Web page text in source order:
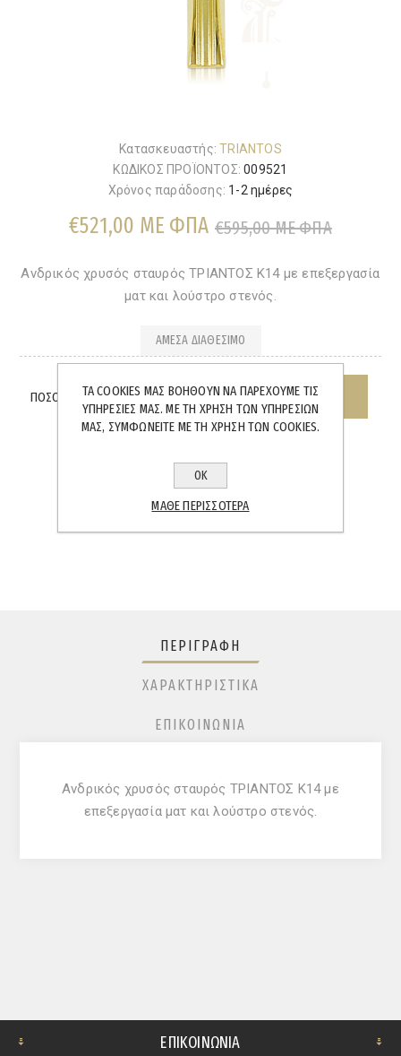
Κατασκευαστής: TRIANTOS
ΚΩΔΙΚΟΣ ΠΡΟΪΟΝΤΟΣ: 009521
Χρόνος παράδοσης: 1-2 ημέρες
€521,00 ΜΕ ΦΠΑ €595,00 ΜΕ ΦΠΑ
Ανδρικός χρυσός σταυρός ΤΡΙΑΝΤΟΣ Κ14 με επεξεργασία
ματ και λούστρο στενός.
ΆΜΕΣΑ ΔΙΑΘΈΣΙΜΟ
ΠΟΣΌΤΗΤΑ:
SHARE:
ΠΕΡΙΓΡΑΦΉ
ΧΑΡΑΚΤΗΡΙΣΤΙΚΆ
ΕΠΙΚΟΙΝΩΝΊΑ
Ανδρικός χρυσός σταυρός ΤΡΙΑΝΤΟΣ Κ14 με
επεξεργασία ματ και λούστρο στενός.
ΕΠΙΚΟΙΝΩΝΊΑ
ΤΑ COOKIES ΜΑΣ ΒΟΗΘΟΎΝ ΝΑ ΠΑΡΈΧΟΥΜΕ ΤΙΣ
ΥΠΗΡΕΣΊΕΣ ΜΑΣ. ΜΕ ΤΗ ΧΡΉΣΗ ΤΩΝ ΥΠΗΡΕΣΙΏΝ
ΜΑΣ, ΣΥΜΦΩΝΕΊΤΕ ΜΕ ΤΗ ΧΡΉΣΗ ΤΩΝ COOKIES.
ΟΚ
ΜΆΘΕ ΠΕΡΙΣΣΌΤΕΡΑ